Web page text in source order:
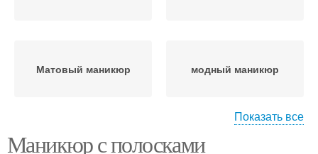
Матовый маникюр модный маникюр
Маникюр с дизайном Маникюр с волнами
Показать все
Маникюр с полосками